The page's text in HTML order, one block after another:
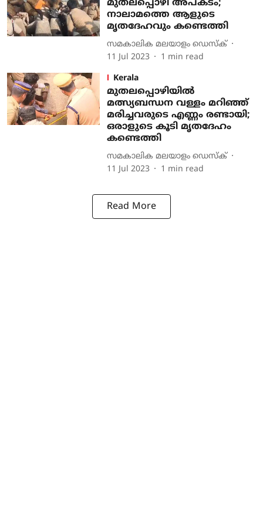
മുതലപ്പൊഴി അപകടം;
നാലാമത്തെ ആളുടെ
മൃതദേഹവും കണ്ടെത്തി
സമകാലിക മലയാളം ഡെസ്ക്
11 Jul 2023
1 min read
Kerala
മുതലപ്പൊഴിയില്‍
മത്സ്യബന്ധന വള്ളം മറിഞ്ഞ്
മരിച്ചവരുടെ എണ്ണം രണ്ടായി;
ഒരാളുടെ കൂടി മൃതദേഹം
കണ്ടെത്തി
സമകാലിക മലയാളം ഡെസ്ക്
11 Jul 2023
1 min read
Read More